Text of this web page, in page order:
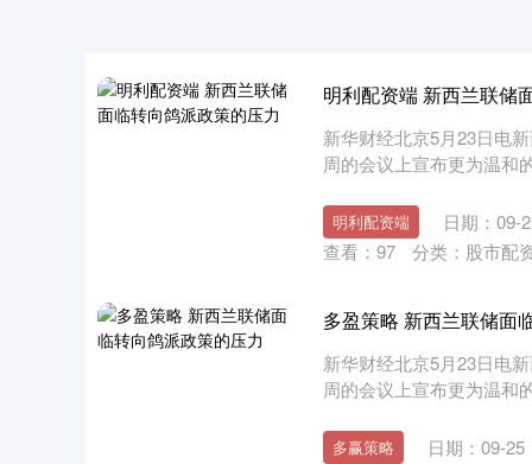
明利配资端 新西兰联储
新华财经北京5月23日电
周的会议上宣布更为温和
明利配资端
日期：09-
查看： 97 分类： 股市配
多盈策略 新西兰联储面
新华财经北京5月23日电
周的会议上宣布更为温和
多赢策略 日期：09-25